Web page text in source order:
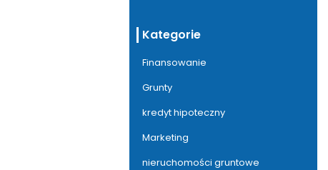
Kategorie
Finansowanie
Grunty
kredyt hipoteczny
Marketing
nieruchomości gruntowe